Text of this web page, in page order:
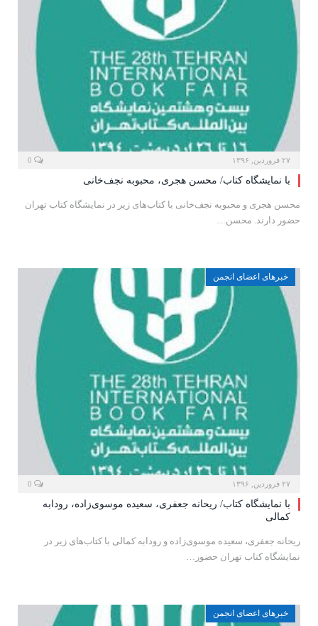
۲۷ فروردین, ۱۳۹۶
با نمایشگاه کتاب/ محسن هجری، محبوبه نجف‌خانی
محسن هجری و محبوبه نجف‌خانی با کتاب‌های زیر در نمایشگاه کتاب تهران
حضور دارند. محسن…
خبرهای اعضای انجمن
۲۷ فروردین, ۱۳۹۶
با نمایشگاه کتاب/ ریحانه جعفری، سعیده موسوی‌زاده، رودابه
کمالی
ریحانه جعفری، سعیده موسوی‌زاده و رودابه کمالی با کتاب‌های زیر در
نمایشگاه کتاب تهران حضور…
خبرهای اعضای انجمن